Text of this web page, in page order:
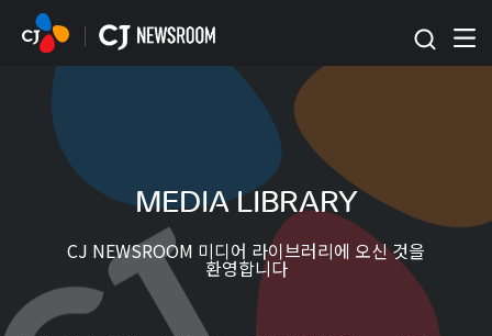
본문 바로가기
MEDIA LIBRARY
CJ NEWSROOM 미디어 라이브러리에 오신 것을
환영합니다